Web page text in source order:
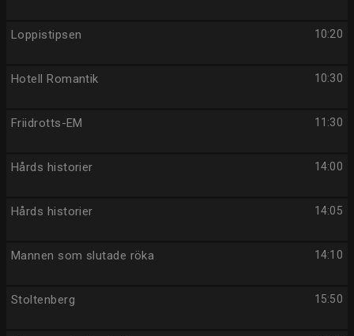
10:20
Loppistipsen
10:30
Hotell Romantik
11:30
Friidrotts-EM
14:00
Hårds historier
14:05
Hårds historier
14:10
Mannen som slutade röka
15:50
Stoltenberg